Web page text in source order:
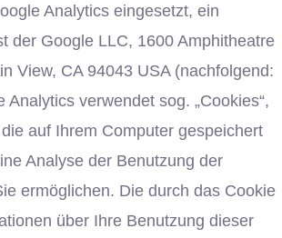
Analytics eingesetzt, ein
der Google LLC, 1600 Amphitheatre
View, CA 94043 USA (nachfolgend:
Analytics verwendet sog. „Cookies“,
auf Ihrem Computer gespeichert
Analyse der Benutzung der
ermöglichen. Die durch das Cookie
über Ihre Benutzung dieser